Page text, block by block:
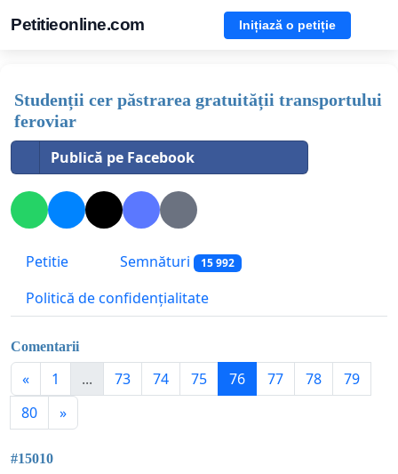
Petitieonline.com Inițiază o petiție
Studenții cer păstrarea gratuității transportului
feroviar
Publică pe Facebook
Petitie Semnături 15 992
Politică de confidențialitate
Comentarii
« 1 ... 73 74 75 76 77 78
79
80
»
#15010